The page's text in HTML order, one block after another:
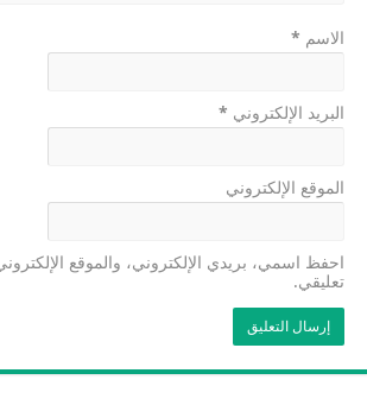
الاسم *
البريد الإلكتروني *
الموقع الإلكتروني
احفظ اسمي، بريدي الإلكتروني، والموقع
تعليقي.